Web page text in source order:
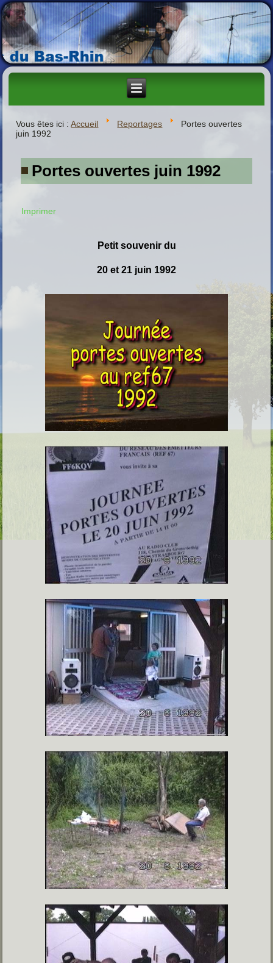
Vous êtes ici :Accueil Reportages
Portes ouvertes
juin 1992
Portes ouvertes juin 1992
Imprimer
Petit souvenir du
20 et 21 juin 1992